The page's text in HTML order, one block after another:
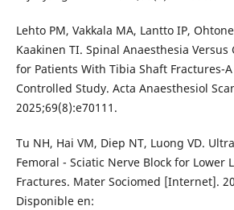
Lehto PM, Vakkala MA, Lantto IP,
Kaakinen TI. Spinal Anaesthesia Versus
for Patients With Tibia Shaft Fractures-
Controlled Study. Acta Anaesthesiol
2025;69(8):e70111.
Tu NH, Hai VM, Diep NT, Luong VD.
Femoral - Sciatic Nerve Block for Lower
Fractures. Mater Sociomed [Internet].
Disponible en: